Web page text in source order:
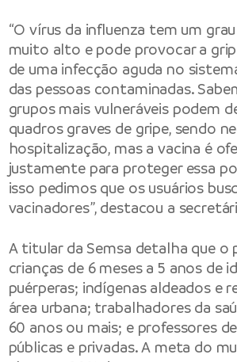
“O vírus da influenza tem um
muito alto e pode provocar a
de uma infecção aguda no
das pessoas contaminadas.
grupos mais vulneráveis podem
quadros graves de gripe, sendo
hospitalização, mas a vacina é
justamente para proteger essa
isso pedimos que os usuários
vacinadores”, destacou a
A titular da Semsa detalha que o
crianças de 6 meses a 5 anos de
puérperas; indígenas aldeados e
área urbana; trabalhadores da
60 anos ou mais; e professores
públicas e privadas. A meta do